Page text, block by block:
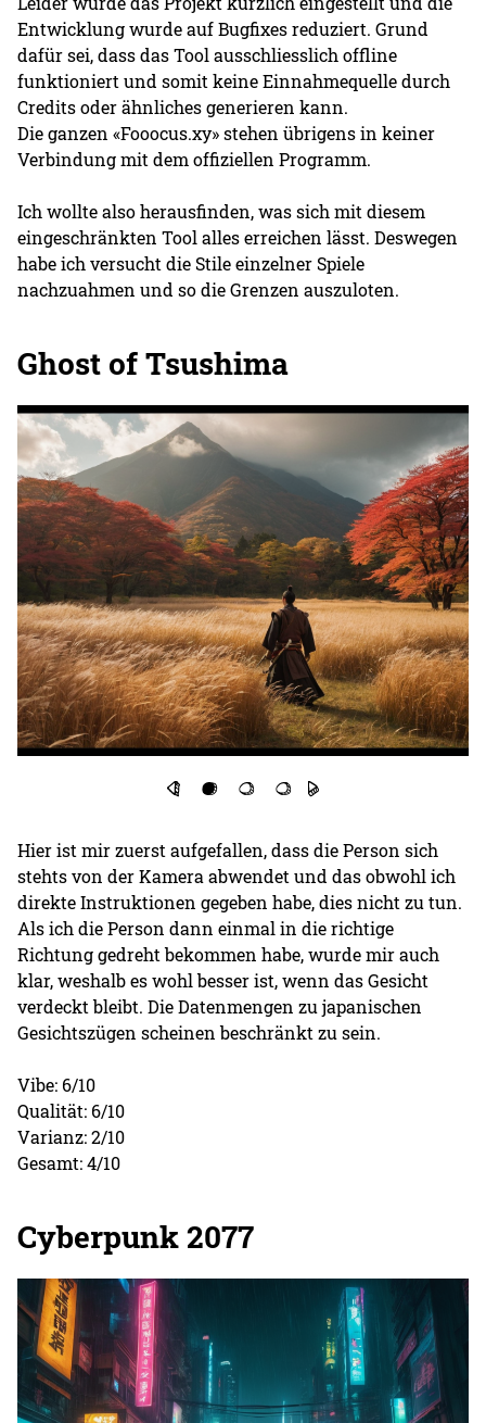
Entwicklung wurde auf Bugfixes reduziert. Grund
dafür sei, dass das Tool ausschliesslich offline
funktioniert und somit keine Einnahmequelle durch
Credits oder ähnliches generieren kann.
Die ganzen «Fooocus.xy» stehen übrigens in keiner
Verbindung mit dem offiziellen Programm.
Ich wollte also herausfinden, was sich mit diesem
eingeschränkten Tool alles erreichen lässt. Deswegen
habe ich versucht die Stile einzelner Spiele
nachzuahmen und so die Grenzen auszuloten.
Ghost of Tsushima
Hier ist mir zuerst aufgefallen, dass die Person sich
stehts von der Kamera abwendet und das obwohl ich
direkte Instruktionen gegeben habe, dies nicht zu tun.
Als ich die Person dann einmal in die richtige
Richtung gedreht bekommen habe, wurde mir auch
klar, weshalb es wohl besser ist, wenn das Gesicht
verdeckt bleibt. Die Datenmengen zu japanischen
Gesichtszügen scheinen beschränkt zu sein.
Vibe: 6/10
Qualität: 6/10
Varianz: 2/10
Gesamt: 4/10
Cyberpunk 2077